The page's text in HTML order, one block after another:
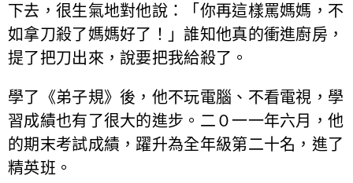
下去，很生氣地對他說：「你再這樣罵媽媽，不
如拿刀殺了媽媽好了！」誰知他真的衝進廚房，
提了把刀出來，說要把我給殺了。
學了《弟子規》後，他不玩電腦、不看電視，學
習成績也有了很大的進步。二０一一年六月，他
的期末考試成績，躍升為全年級第二十名，進了
精英班。